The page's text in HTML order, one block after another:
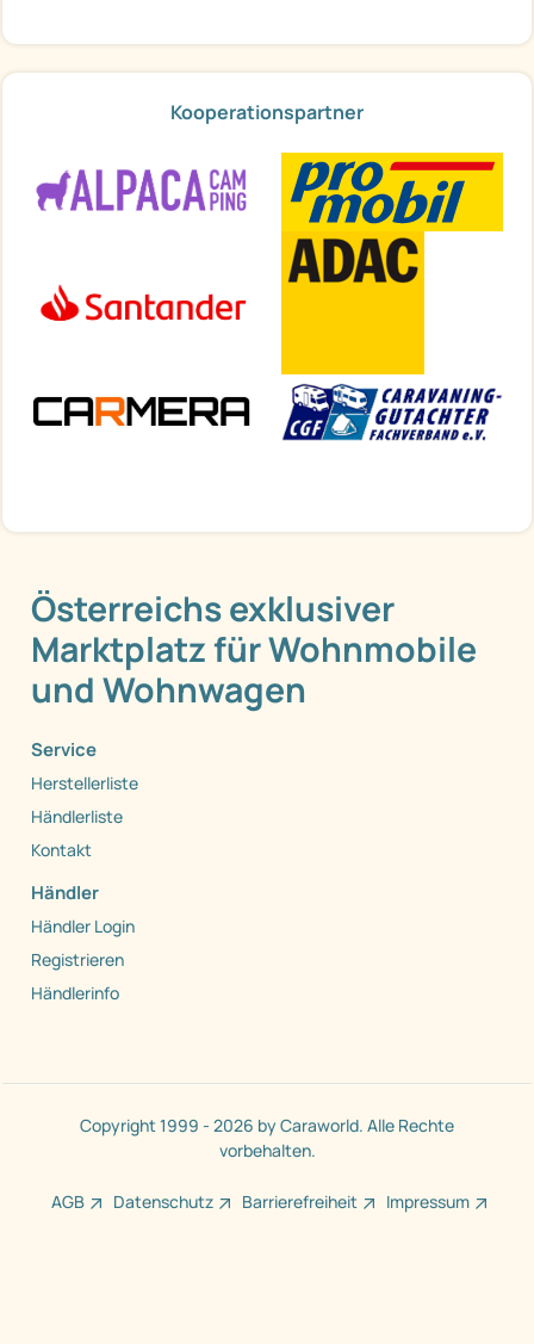
Kooperationspartner
Österreichs exklusiver
Marktplatz für Wohnmobile
und Wohnwagen
Service
Herstellerliste
Händlerliste
Kontakt
Händler
Händler Login
Registrieren
Händlerinfo
Copyright 1999 - 2026 by Caraworld. Alle Rechte
vorbehalten.
AGB Datenschutz Barrierefreiheit Impressum